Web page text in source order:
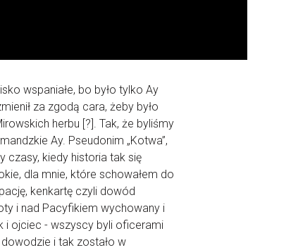
wspaniałe, bo było tylko Ay
za zgodą cara, żeby było
herbu [?]. Tak, że byliśmy
Ay. Pseudonim „Kotwa”,
czasy, kiedy historia tak się
dla mnie, które schowałem do
kenkartę czyli dowód
i nad Pacyfikiem wychowany i
i ojciec - wszyscy byli oficerami
i tak zostało w